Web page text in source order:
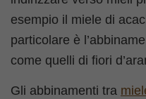
esempio il miele di
particolare è
come quelli di fiori
Gli abbinamenti tra